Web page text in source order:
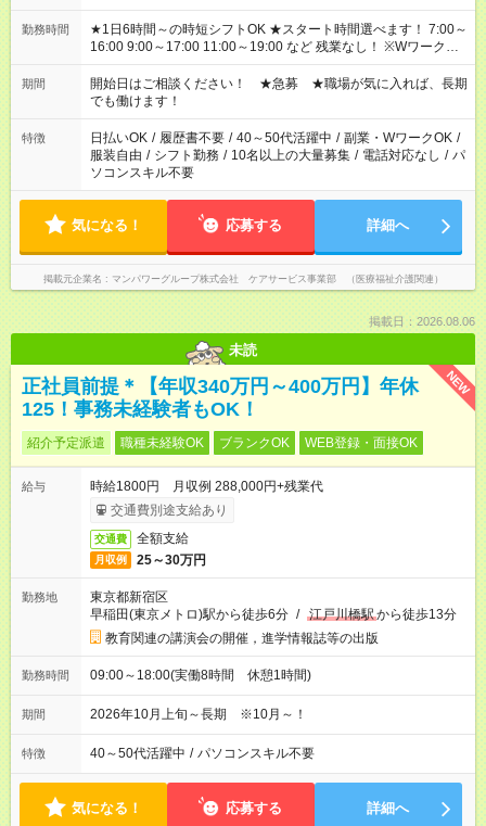
勤務時間
★1日6時間～の時短シフトOK ★スタート時間選べます！ 7:00～
16:00 9:00～17:00 11:00～19:00 など 残業なし！ ※Wワークの
場合、他のお仕事と合わせ週40時間超の就業はご案内できませ
ん ※法令に基づき、週20時間以上勤務は社会保険への加入対象
となります ※労働者派遣法（日雇い派遣の原則禁止）により、
短時間・短期間の就業はご案内が難しい場合があります
期間
開始日はご相談ください！ ★急募 ★職場が気に入れば、長期
でも働けます！
特徴 日払いOK / 履歴書不要 / 40～50代活躍中 / 副業・WワークOK /
服装自由 / シフト勤務 / 10名以上の大量募集 / 電話対応なし / パ
ソコンスキル不要
気になる！ 応募する 詳細へ
掲載元企業名 マンパワーグループ株式会社 ケアサービス事業部 （医療福祉介護関連）
掲載日：2026.08.06
未読
NEW
正社員前提＊【年収340万円～400万円】年休
125！事務未経験者もOK！
紹介予定派遣 職種未経験OK ブランクOK WEB登録・面接OK
給与
時給1800円 月収例 288,000円+残業代
交通費別途支給あり
交通費 全額支給
月収例 25～30万円
勤務地
東京都新宿区
早稲田(東京メトロ)駅から徒歩6分 / 江戸川橋駅から徒歩13分
教育関連の講演会の開催，進学情報誌等の出版
勤務時間 09:00～18:00(実働8時間 休憩1時間)
期間 2026年10月上旬～長期 ※10月～！
特徴 40～50代活躍中 / パソコンスキル不要
気になる！ 応募する 詳細へ